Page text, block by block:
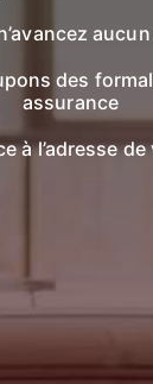
des
assurance
à l’adresse